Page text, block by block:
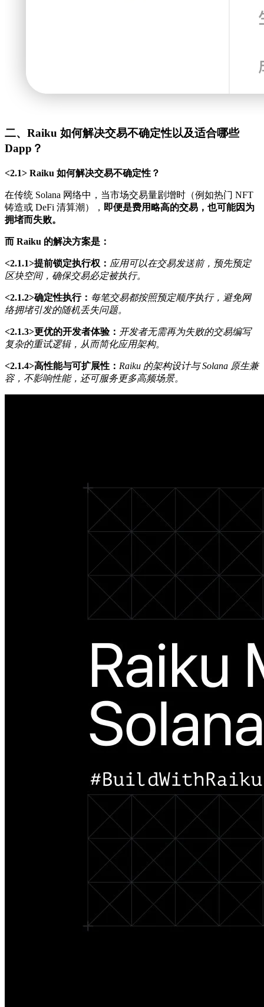
二、Raiku 如何解决交易不确定性以及适合哪些
Dapp？
<2.1> Raiku 如何解决交易不确定性？
在传统 Solana 网络中，当市场交易量剧增时（例如热门 NFT
铸造或 DeFi 清算潮）， 即便是费用略高的交易，也可能因为
拥堵而失败。
而 Raiku 的解决方案是：
<2.1.1>提前锁定执行权： 应用可以在交易发送前，预先预定
区块空间，确保交易必定被执行。
<2.1.2>确定性执行： 每笔交易都按照预定顺序执行，避免网
络拥堵引发的随机丢失问题。
<2.1.3>更优的开发者体验： 开发者无需再为失败的交易编写
复杂的重试逻辑，从而简化应用架构。
<2.1.4>高性能与可扩展性： Raiku 的架构设计与 Solana 原生兼
容，不影响性能，还可服务更多高频场景。